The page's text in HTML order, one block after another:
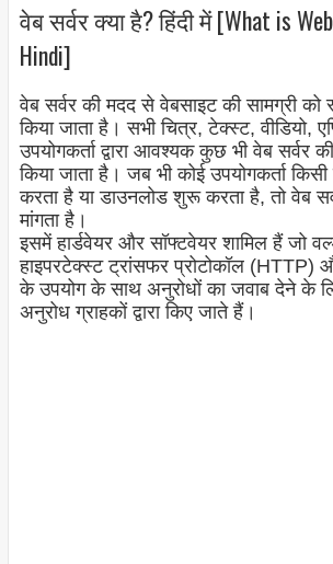
वेब सर्वर क्या है? हिंदी में [What is
Hindi]
वेब सर्वर की मदद से वेबसाइट की सामग्री को
किया जाता है। सभी चित्र, टेक्स्ट, वीडियो,
उपयोगकर्ता द्वारा आवश्यक कुछ भी वेब सर्वर
किया जाता है। जब भी कोई उपयोगकर्ता
करता है या डाउनलोड शुरू करता है, तो वेब
मांगता है।
इसमें हार्डवेयर और सॉफ्टवेयर शामिल हैं जो
हाइपरटेक्स्ट ट्रांसफर प्रोटोकॉल (HTTP)
के उपयोग के साथ अनुरोधों का जवाब देने के
अनुरोध ग्राहकों द्वारा किए जाते हैं।